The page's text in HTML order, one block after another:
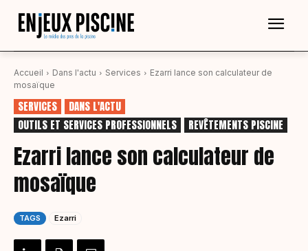
Accueil Dans l'actu Services
Ezarri lance son calculateur de
mosaïque
SERVICES
DANS L'ACTU
OUTILS ET SERVICES PROFESSIONNELS
REVÊTEMENTS PISCINE
Ezarri lance son calculateur de
mosaïque
TAGS Ezarri